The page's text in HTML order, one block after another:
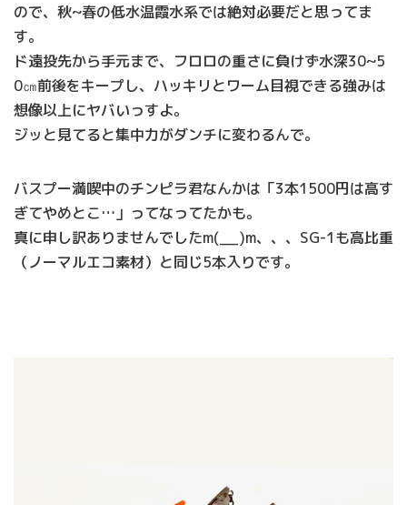
ので、秋~春の低水温霞水系では絶対必要だと思ってま
す。
ド遠投先から手元まで、フロロの重さに負けず水深30~5
0㎝前後をキープし、ハッキリとワーム目視できる強みは
想像以上にヤバいっすよ。
ジッと見てると集中力がダンチに変わるんで。
バスプー満喫中のチンピラ君なんかは「3本1500円は高す
ぎてやめとこ…」ってなってたかも。
真に申し訳ありませんでしたm(__)m、、、SG-1も高比重
（ノーマルエコ素材）と同じ5本入りです。